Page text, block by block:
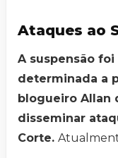
Ataques ao
A suspensão
determinada a
blogueiro Allan
disseminar
Corte.